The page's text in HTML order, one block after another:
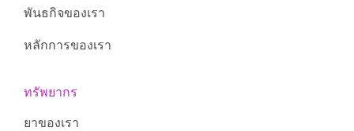
พันธกิจของเรา
หลักการของเรา
ทรัพยากร
ยาของเรา